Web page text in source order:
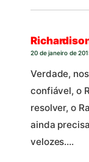
20 de janeiro de
Verdade,
confiável, o
resolver, o
ainda
velozes….